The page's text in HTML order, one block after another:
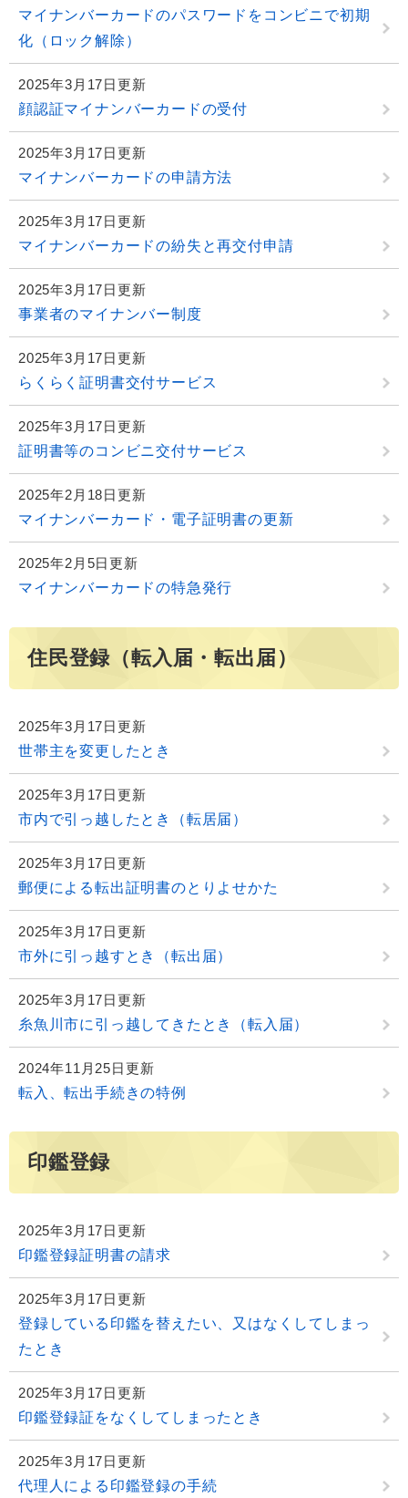
マイナンバーカードのパスワードをコンビニで初期
化（ロック解除）
2025年3月17日更新
顔認証マイナンバーカードの受付
2025年3月17日更新
マイナンバーカードの申請方法
2025年3月17日更新
マイナンバーカードの紛失と再交付申請
2025年3月17日更新
事業者のマイナンバー制度
2025年3月17日更新
らくらく証明書交付サービス
2025年3月17日更新
証明書等のコンビニ交付サービス
2025年2月18日更新
マイナンバーカード・電子証明書の更新
2025年2月5日更新
マイナンバーカードの特急発行
住民登録（転入届・転出届）
2025年3月17日更新
世帯主を変更したとき
2025年3月17日更新
市内で引っ越したとき（転居届）
2025年3月17日更新
郵便による転出証明書のとりよせかた
2025年3月17日更新
市外に引っ越すとき（転出届）
2025年3月17日更新
糸魚川市に引っ越してきたとき（転入届）
2024年11月25日更新
転入、転出手続きの特例
印鑑登録
2025年3月17日更新
印鑑登録証明書の請求
2025年3月17日更新
登録している印鑑を替えたい、又はなくしてしまっ
たとき
2025年3月17日更新
印鑑登録証をなくしてしまったとき
2025年3月17日更新
代理人による印鑑登録の手続